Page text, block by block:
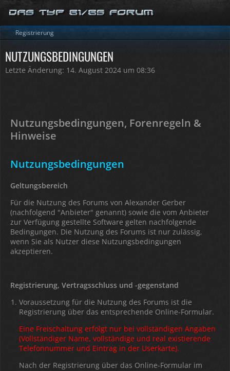
Registrierung
NUTZUNGSBEDINGUNGEN
Letzte Änderung: 14. August 2024 um 08:36
Nutzungsbedingungen, Forenregeln &
Hinweise
Nutzungsbedingungen
Geltungsbereich
Für die Nutzung des Forums von Alexander Gerber
(nachfolgend "Anbieter" genannt) sowie die vom Anbieter
zur Verfügung gestellte Software gelten nachfolgende
Bedingungen. Die Nutzung des Forums ist nur zulässig,
wenn Sie als Nutzer diese Nutzungsbedingungen
akzeptieren.
Registrierung, Vertragsschluss und -gegenstand
Voraussetzung für die Nutzung des Forums ist die
Registrierung über das entsprechende Online-Formular.
Eine Freischaltung erfolgt nur bei vollständigen Angaben
(Vollständiger Name, vollständige und real existierende
Telefonnummer und Eintrag in der Userkarte).
Nach der Registrierung über das Online-Formular im